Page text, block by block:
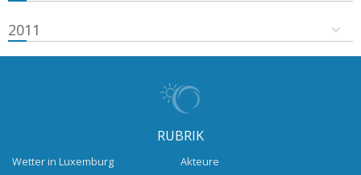
2011
RUBRIK
Wetter in Luxemburg
Akteure